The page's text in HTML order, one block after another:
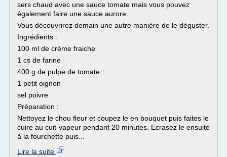
sers chaud avec une sauce tomate mais vous pouvez
également faire une sauce aurore.
Vous découvrirez demain une autre manière de le déguster.
Ingrédients :
100 ml de crème fraiche
1 cs de farine
400 g de pulpe de tomate
1 petit oignon
sel poivre
Préparation :
Nettoyez le chou fleur et coupez le en bouquet puis faites le
cuire au cuit-vapeur pendant 20 minutes. Ecrasez le ensuite
à la fourchette puis...
Lire la suite